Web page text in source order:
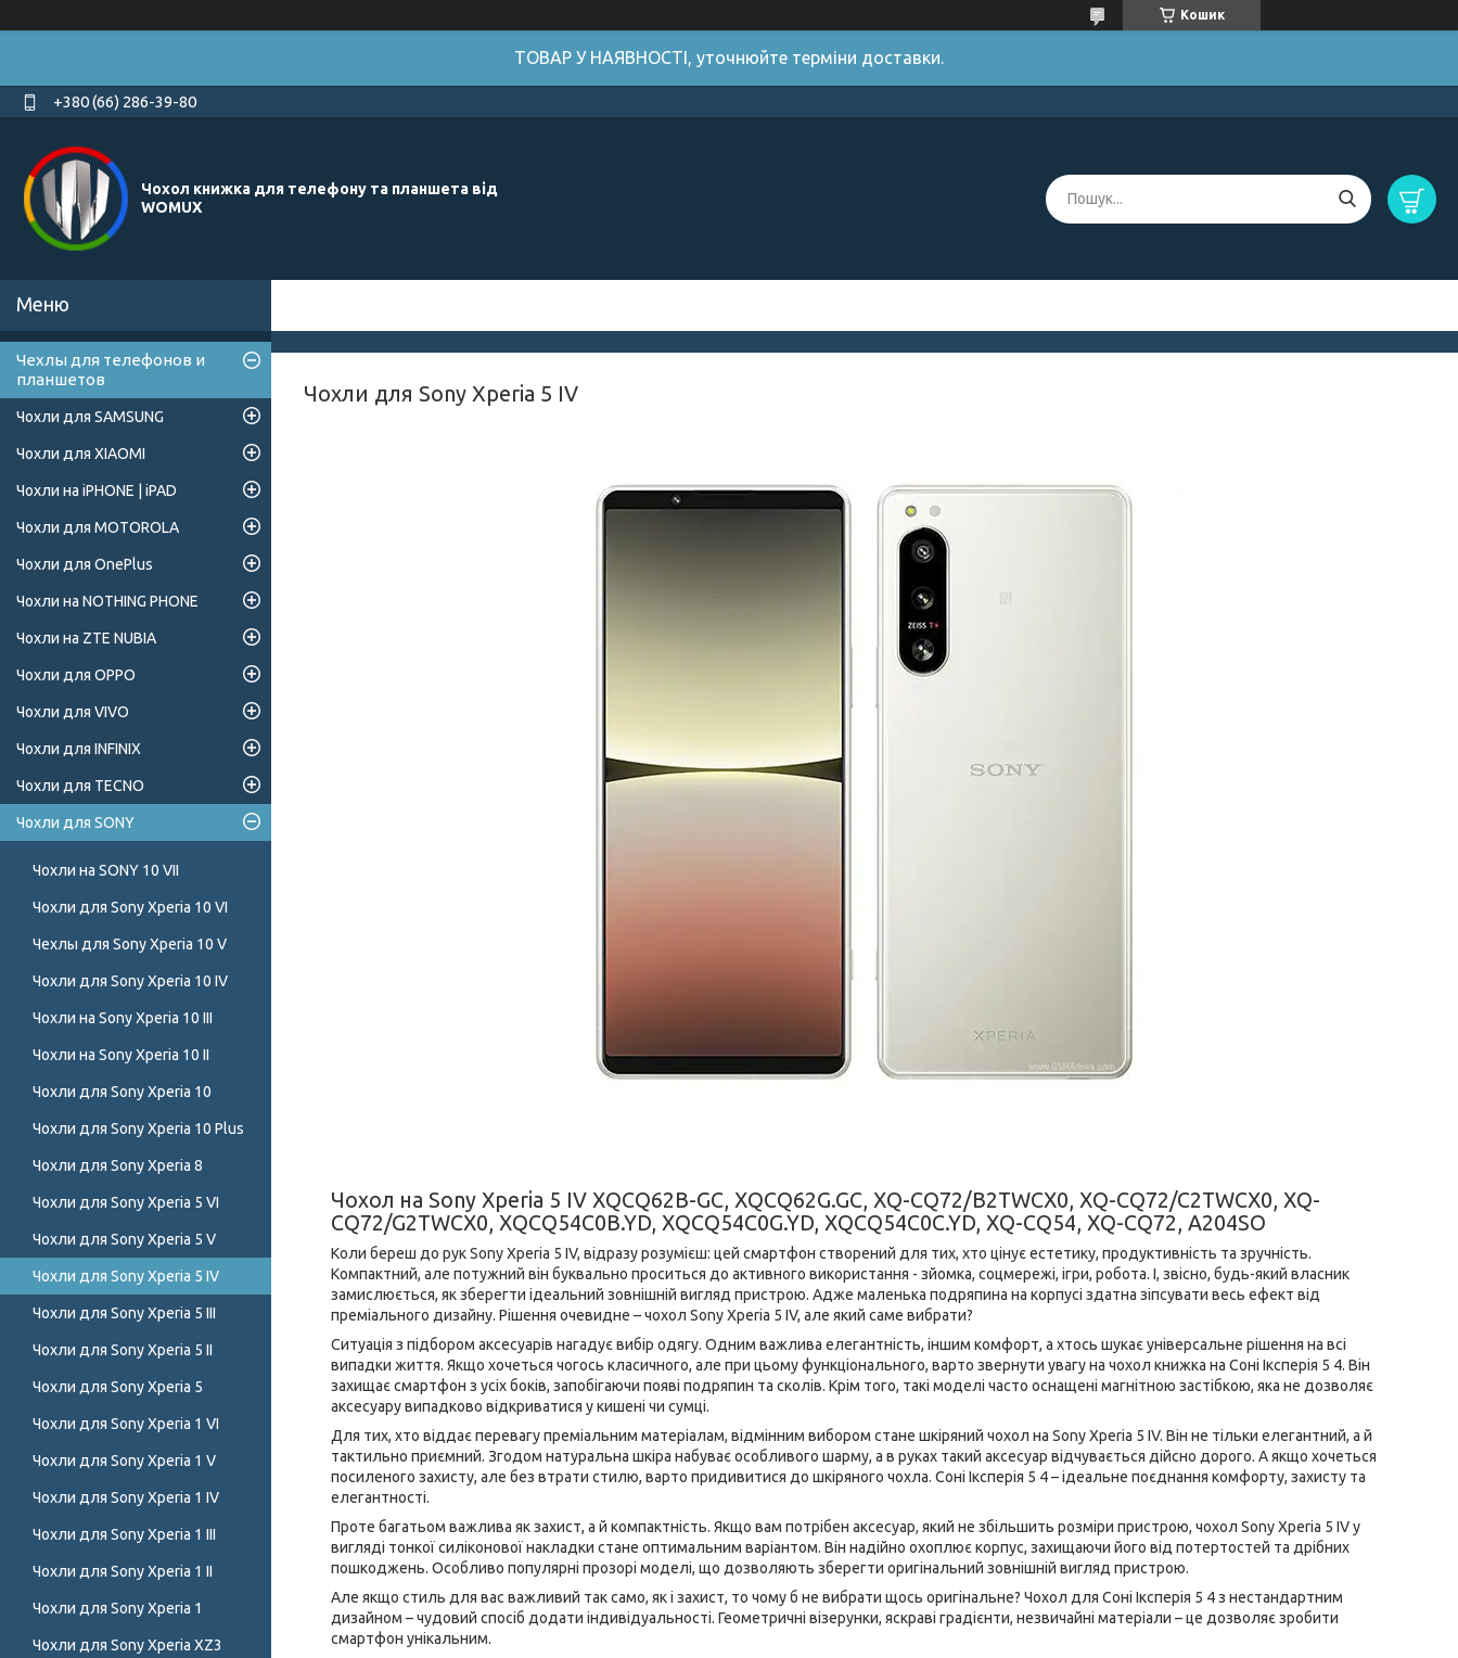
Кошик
ТОВАР У НАЯВНОСТІ, уточнюйте терміни доставки.
+380 (66) 286-39-80
Чохол книжка для телефону та планшета від
WOMUX
Чохли для Sony Xperia 5 IV
Чохол на Sony Xperia 5 IV XQCQ62B-GC, XQCQ62G.GC, XQ-CQ72/B2TWCX0, XQ-CQ72/C2TWCX0, XQ-
CQ72/G2TWCX0, XQCQ54C0B.YD, XQCQ54C0G.YD, XQCQ54C0C.YD, XQ-CQ54, XQ-CQ72, A204SO
Коли береш до рук Sony Xperia 5 IV, відразу розумієш: цей смартфон створений для тих, хто цінує естетику, продуктивність та зручність.
Компактний, але потужний він буквально проситься до активного використання - зйомка, соцмережі, ігри, робота. І, звісно, будь-який власник
замислюється, як зберегти ідеальний зовнішній вигляд пристрою. Адже маленька подряпина на корпусі здатна зіпсувати весь ефект від
преміального дизайну. Рішення очевидне – чохол Sony Xperia 5 IV, але який саме вибрати?
Ситуація з підбором аксесуарів нагадує вибір одягу. Одним важлива елегантність, іншим комфорт, а хтось шукає універсальне рішення на всі
випадки життя. Якщо хочеться чогось класичного, але при цьому функціонального, варто звернути увагу на чохол книжка на Соні Іксперія 5 4. Він
захищає смартфон з усіх боків, запобігаючи появі подряпин та сколів. Крім того, такі моделі часто оснащені магнітною застібкою, яка не дозволяє
аксесуару випадково відкриватися у кишені чи сумці.
Для тих, хто віддає перевагу преміальним матеріалам, відмінним вибором стане шкіряний чохол на Sony Xperia 5 IV. Він не тільки елегантний, а й
тактильно приємний. Згодом натуральна шкіра набуває особливого шарму, а в руках такий аксесуар відчувається дійсно дорого. А якщо хочеться
посиленого захисту, але без втрати стилю, варто придивитися до шкіряного чохла. Соні Іксперія 5 4 – ідеальне поєднання комфорту, захисту та
елегантності.
Проте багатьом важлива як захист, а й компактність. Якщо вам потрібен аксесуар, який не збільшить розміри пристрою, чохол Sony Xperia 5 IV у
вигляді тонкої силіконової накладки стане оптимальним варіантом. Він надійно охоплює корпус, захищаючи його від потертостей та дрібних
пошкоджень. Особливо популярні прозорі моделі, що дозволяють зберегти оригінальний зовнішній вигляд пристрою.
Але якщо стиль для вас важливий так само, як і захист, то чому б не вибрати щось оригінальне? Чохол для Соні Іксперія 5 4 з нестандартним
дизайном – чудовий спосіб додати індивідуальності. Геометричні візерунки, яскраві градієнти, незвичайні матеріали – це дозволяє зробити
смартфон унікальним.
Чехлы для телефонов и
планшетов
Чохли для SAMSUNG
Чохли для XIAOMI
Чохли на iPHONE | iPAD
Чохли для MOTOROLA
Чохли для OnePlus
Чохли на NOTHING PHONE
Чохли на ZTE NUBIA
Чохли для OPPO
Чохли для VIVO
Чохли для INFINIX
Чохли для TECNO
Чохли для SONY
Чохли на SONY 10 VII
Чохли для Sony Xperia 10 VI
Чехлы для Sony Xperia 10 V
Чохли для Sony Xperia 10 IV
Чохли на Sony Xperia 10 III
Чохли на Sony Xperia 10 II
Чохли для Sony Xperia 10
Чохли для Sony Xperia 10 Plus
Чохли для Sony Xperia 8
Чохли для Sony Xperia 5 VI
Чохли для Sony Xperia 5 V
Чохли для Sony Xperia 5 IV
Чохли для Sony Xperia 5 III
Чохли для Sony Xperia 5 II
Чохли для Sony Xperia 5
Чохли для Sony Xperia 1 VI
Чохли для Sony Xperia 1 V
Чохли для Sony Xperia 1 IV
Чохли для Sony Xperia 1 III
Чохли для Sony Xperia 1 II
Чохли для Sony Xperia 1
Чохли для Sony Xperia XZ3